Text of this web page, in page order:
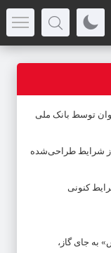
جوان توسط بانک ملی
شرایط طراحی‌شده
کنونی
به جای گاز،